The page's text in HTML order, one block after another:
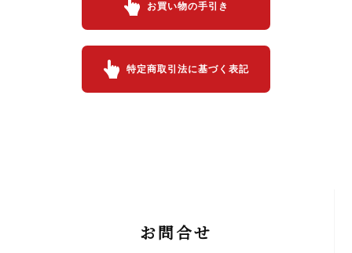
お買い物の手引き
特定商取引法に基づく表記
お問合せ